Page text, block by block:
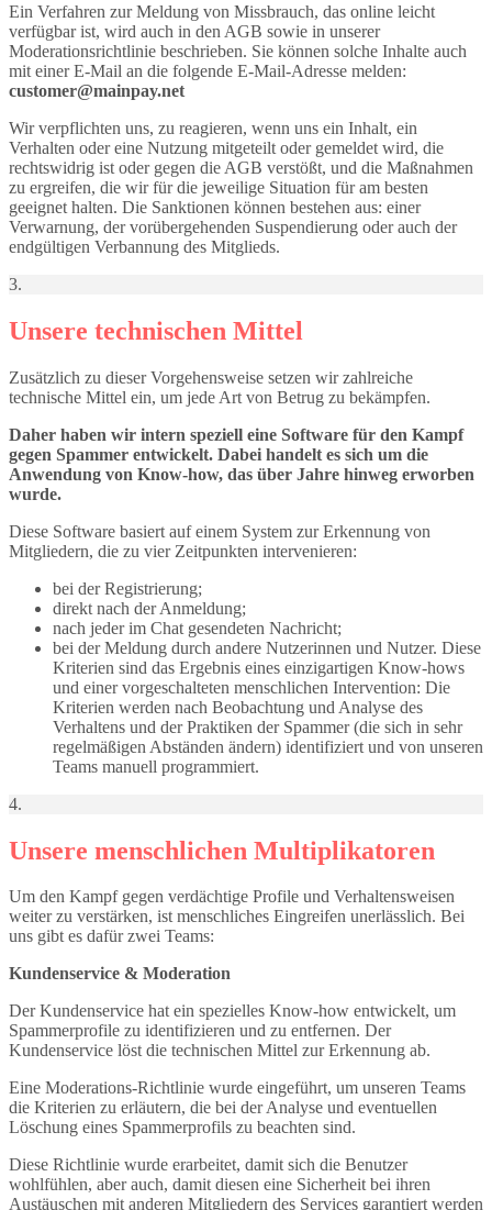
Ein Verfahren zur Meldung von Missbrauch, das online leicht
verfügbar ist, wird auch in den AGB sowie in unserer
Moderationsrichtlinie beschrieben. Sie können solche Inhalte auch
mit einer E-Mail an die folgende E-Mail-Adresse melden:
customer@mainpay.net
Wir verpflichten uns, zu reagieren, wenn uns ein Inhalt, ein
Verhalten oder eine Nutzung mitgeteilt oder gemeldet wird, die
rechtswidrig ist oder gegen die AGB verstößt, und die Maßnahmen
zu ergreifen, die wir für die jeweilige Situation für am besten
geeignet halten. Die Sanktionen können bestehen aus: einer
Verwarnung, der vorübergehenden Suspendierung oder auch der
endgültigen Verbannung des Mitglieds.
3.
Unsere technischen Mittel
Zusätzlich zu dieser Vorgehensweise setzen wir zahlreiche
technische Mittel ein, um jede Art von Betrug zu bekämpfen.
Daher haben wir intern speziell eine Software für den Kampf
gegen Spammer entwickelt. Dabei handelt es sich um die
Anwendung von Know-how, das über Jahre hinweg erworben
wurde.
Diese Software basiert auf einem System zur Erkennung von
Mitgliedern, die zu vier Zeitpunkten intervenieren:
bei der Registrierung;
direkt nach der Anmeldung;
nach jeder im Chat gesendeten Nachricht;
bei der Meldung durch andere Nutzerinnen und Nutzer. Diese
Kriterien sind das Ergebnis eines einzigartigen Know-hows
und einer vorgeschalteten menschlichen Intervention: Die
Kriterien werden nach Beobachtung und Analyse des
Verhaltens und der Praktiken der Spammer (die sich in sehr
regelmäßigen Abständen ändern) identifiziert und von unseren
Teams manuell programmiert.
4.
Unsere menschlichen Multiplikatoren
Um den Kampf gegen verdächtige Profile und Verhaltensweisen
weiter zu verstärken, ist menschliches Eingreifen unerlässlich. Bei
uns gibt es dafür zwei Teams:
Kundenservice & Moderation
Der Kundenservice hat ein spezielles Know-how entwickelt, um
Spammerprofile zu identifizieren und zu entfernen. Der
Kundenservice löst die technischen Mittel zur Erkennung ab.
Eine Moderations-Richtlinie wurde eingeführt, um unseren Teams
die Kriterien zu erläutern, die bei der Analyse und eventuellen
Löschung eines Spammerprofils zu beachten sind.
Diese Richtlinie wurde erarbeitet, damit sich die Benutzer
wohlfühlen, aber auch, damit diesen eine Sicherheit bei ihren
Austäuschen mit anderen Mitgliedern des Services garantiert werden